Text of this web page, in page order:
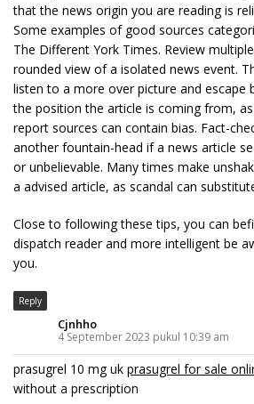
that the news origin you are reading is
Some examples of good sources
The Different York Times. Review
rounded view of a isolated news event.
listen to a more over picture and escape
the position the article is coming from,
report sources can contain bias. Fact-
another fountain-head if a news article
or unbelievable. Many times make
a advised article, as scandal can
Close to following these tips, you can
dispatch reader and more intelligent be
you.
Reply
Cjnhho
4 September 2023 pukul 10:39 am
prasugrel 10 mg uk prasugrel for sale
without a prescription